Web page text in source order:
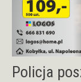
Policja